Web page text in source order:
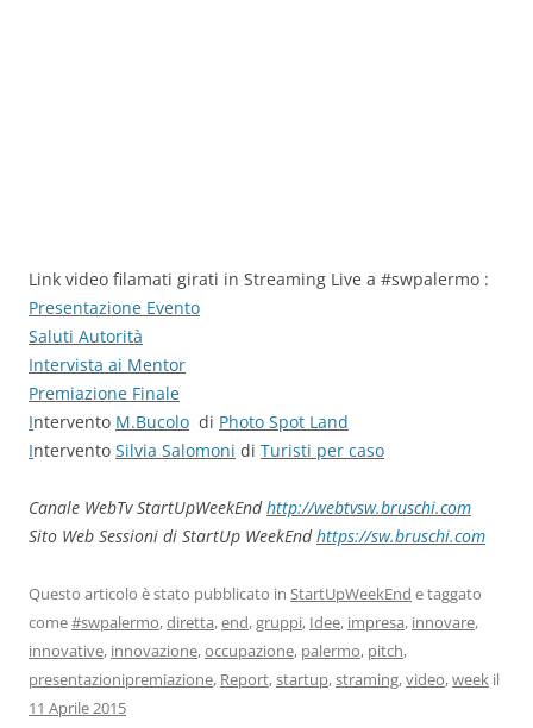
Link video filamati girati in Streaming Live a #swpalermo :
Presentazione Evento
Saluti Autorità
Intervista ai Mentor
Premiazione Finale
Intervento M.Bucolo di Photo Spot Land
Intervento Silvia Salomoni di Turisti per caso
Canale WebTv StartUpWeekEndhttp://webtvsw.bruschi.com
Sito Web Sessioni di StartUp WeekEndhttps://sw.bruschi.com
Questo articolo è stato pubblicato in StartUpWeekEnd e taggato
come#swpalermo,diretta,end,gruppi, Idee, impresa, innovare,
innovative, innovazione,occupazione, palermo, pitch,
presentazionipremiazione, Report,startup,straming,video,week il
11 Aprile 2015